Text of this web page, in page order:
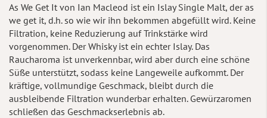
As We Get It von Ian Macleod ist ein Islay Single Malt, der as
we get it, d.h. so wie wir ihn bekommen abgefüllt wird. Keine
Filtration, keine Reduzierung auf Trinkstärke wird
vorgenommen. Der Whisky ist ein echter Islay. Das
Raucharoma ist unverkennbar, wird aber durch eine schöne
Süße unterstützt, sodass keine Langeweile aufkommt. Der
kräftige, vollmundige Geschmack, bleibt durch die
ausbleibende Filtration wunderbar erhalten. Gewürzaromen
schließen das Geschmackserlebnis ab.